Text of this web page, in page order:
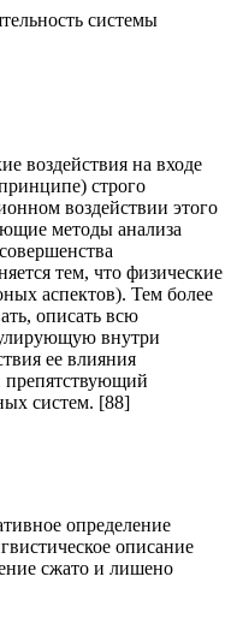
системы
воздействия на входе
строго
воздействии этого
методы анализа
тем, что физические
аспектов). Тем более
описать всю
внутри
ее влияния
препятствующий
систем. [88]
определение
описание
сжато и лишено